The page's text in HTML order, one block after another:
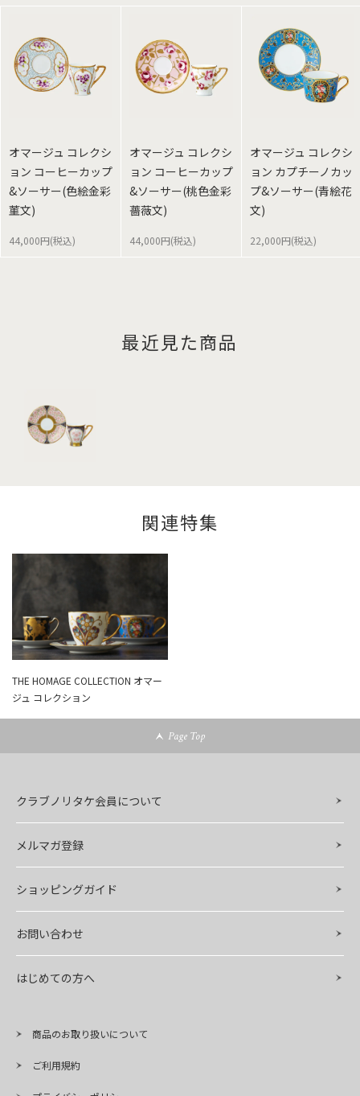
オマージュ コレクシ
ョン コーヒーカップ
&ソーサー(色絵金彩
菫文)
44,000円(税込)
オマージュ コレクシ
ョン コーヒーカップ
&ソーサー(桃色金彩
薔薇文)
44,000円(税込)
オマージュ コレクシ
ョン カプチーノカッ
プ&ソーサー(青絵花
文)
22,000円(税込)
最近見た商品
関連特集
THE HOMAGE COLLECTION オマー
ジュ コレクション
Page Top
クラブノリタケ会員について
メルマガ登録
ショッピングガイド
お問い合わせ
はじめての方へ
商品のお取り扱いについて
ご利用規約